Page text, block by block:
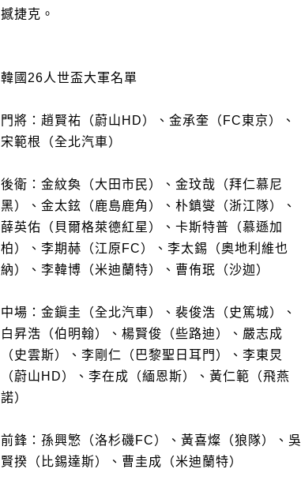
撼捷克。
韓國26人世盃大軍名單
門將：趙賢祐（蔚山HD）、金承奎（FC東京）、
宋範根（全北汽車）
後衛：金紋奐（大田市民）、金玟哉（拜仁慕尼
黑）、金太鉉（鹿島鹿角）、朴鎮燮（浙江隊）、
薛英佑（貝爾格萊德紅星）、卡斯特普（慕遜加
柏）、李期赫（江原FC）、李太錫（奧地利維也
納）、李韓博（米迪蘭特）、曹侑珉（沙迦）
中場：金鎭圭（全北汽車）、裴俊浩（史篤城）、
白昇浩（伯明翰）、楊賢俊（些路迪）、嚴志成
（史雲斯）、李剛仁（巴黎聖日耳門）、李東炅
（蔚山HD）、李在成（緬恩斯）、黃仁範（飛燕
諾）
前鋒：孫興慜（洛杉磯FC）、黃喜燦（狼隊）、吳
賢揆（比錫達斯）、曹圭成（米迪蘭特）